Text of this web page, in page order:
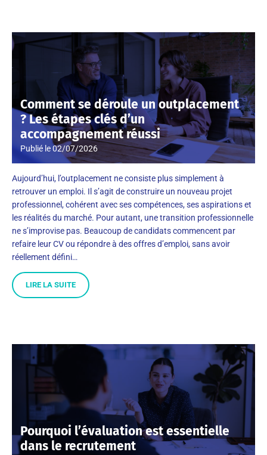
Comment se déroule un outplacement
? Les étapes clés d’un
accompagnement réussi
Publié le02/07/2026
Aujourd’hui, l’outplacement ne consiste plus simplement à
retrouver un emploi. Il s’agit de construire un nouveau projet
professionnel, cohérent avec ses compétences, ses aspirations et
les réalités du marché. Pour autant, une transition professionnelle
ne s’improvise pas. Beaucoup de candidats commencent par
refaire leur CV ou répondre à des offres d’emploi, sans avoir
réellement défini…
LIRE LA SUITE
Pourquoi l’évaluation est essentielle
dans le recrutement